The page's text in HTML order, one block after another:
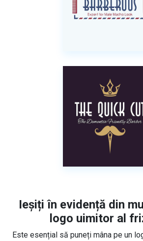
Ieșiți în evidență din
logo uimitor al
Este esențial să puneți mâna pe un